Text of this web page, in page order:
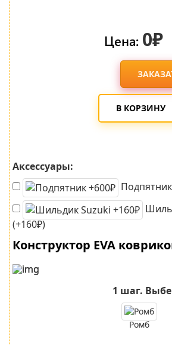
Цена: 0₽
В КОРЗИНУ
Аксессуары:
(+160₽)
Конструктор EVA
1 шаг.
Ромб